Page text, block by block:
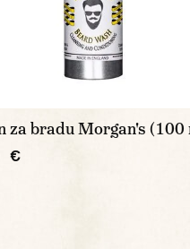
za bradu Morgan's (100
€